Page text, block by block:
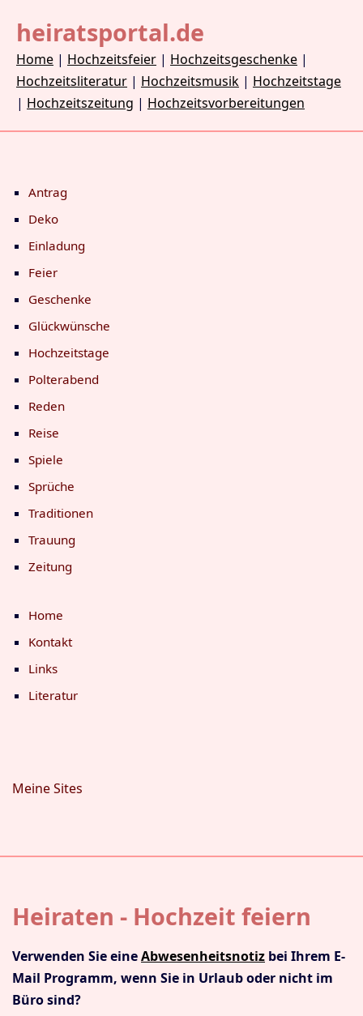
heiratsportal.de
Home | Hochzeitsfeier | Hochzeitsgeschenke |
Hochzeitsliteratur | Hochzeitsmusik | Hochzeitstage
| Hochzeitszeitung | Hochzeitsvorbereitungen
Antrag
Deko
Einladung
Feier
Geschenke
Glückwünsche
Hochzeitstage
Polterabend
Reden
Reise
Spiele
Sprüche
Traditionen
Trauung
Zeitung
Home
Kontakt
Links
Literatur
Meine Sites
Heiraten - Hochzeit feiern
Verwenden Sie eineAbwesenheitsnotiz bei Ihrem E-
Mail Programm, wenn Sie in Urlaub oder nicht im
Büro sind?